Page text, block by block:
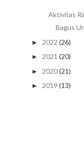
Aktivitas
Bagus
► 2022 (26)
► 2021 (20)
► 2020(21)
► 2019 (13)